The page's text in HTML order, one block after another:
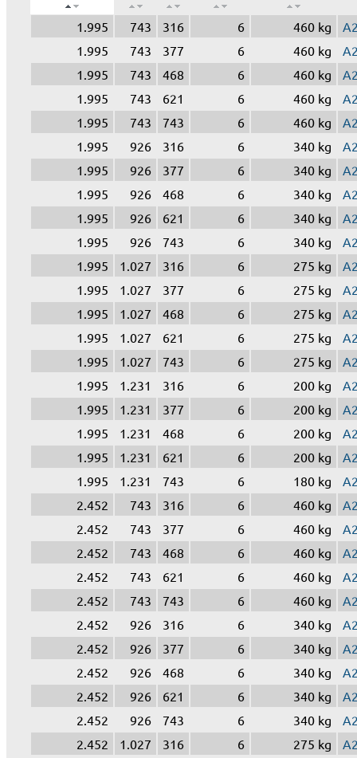
1.995 743 316 6 460 kg
1.995
743 377 6 460 kg
1.995
743 468 6 460 kg
1.995
743 621 6 460 kg
1.995
743 743 6 460 kg
1.995
926 316 6 340 kg
1.995
926 377 6 340 kg
1.995
926 468 6 340 kg
1.995
926 621 6 340 kg
1.995
926 743 6 340 kg
1.995
1.027 316 6 275 kg
1.995
1.027 377 6 275 kg
1.995
1.027 468 6 275 kg
1.995
1.027 621 6 275 kg
1.995
1.027 743 6 275 kg
1.995
1.231 316 6 200 kg
1.995
1.231 377 6 200 kg
1.995
1.231 468 6 200 kg
1.995
1.231 621 6 200 kg
1.995
1.231 743 6 180 kg
2.452
743 316 6 460 kg
2.452
743 377 6 460 kg
2.452
743 468 6 460 kg
2.452
743 621 6 460 kg
2.452
743 743 6 460 kg
2.452
926 316 6 340 kg
2.452
926 377 6 340 kg
2.452
926 468 6 340 kg
2.452
926 621 6 340 kg
2.452
926 743 6 340 kg
2.452
1.027 316 6 275 kg